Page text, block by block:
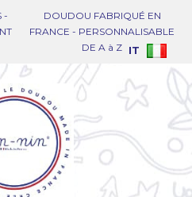
-
DOUDOU FABRIQUÉ EN
FRANCE - PERSONNALISABLE
DE A à Z IT